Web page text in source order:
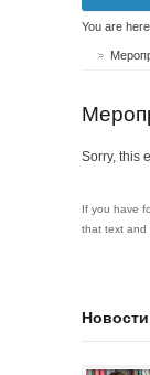
You are
Sorry, this
If you have
that text and
Новости